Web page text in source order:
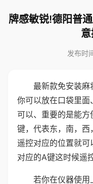
牌感敏锐!德阳普
发布时
最新款免安装麻
你可以放在口袋里
可以、重要的是能
键，代表东，南，
遥控对应的位置就
对应的A键这时候遥
若你在仪器使用